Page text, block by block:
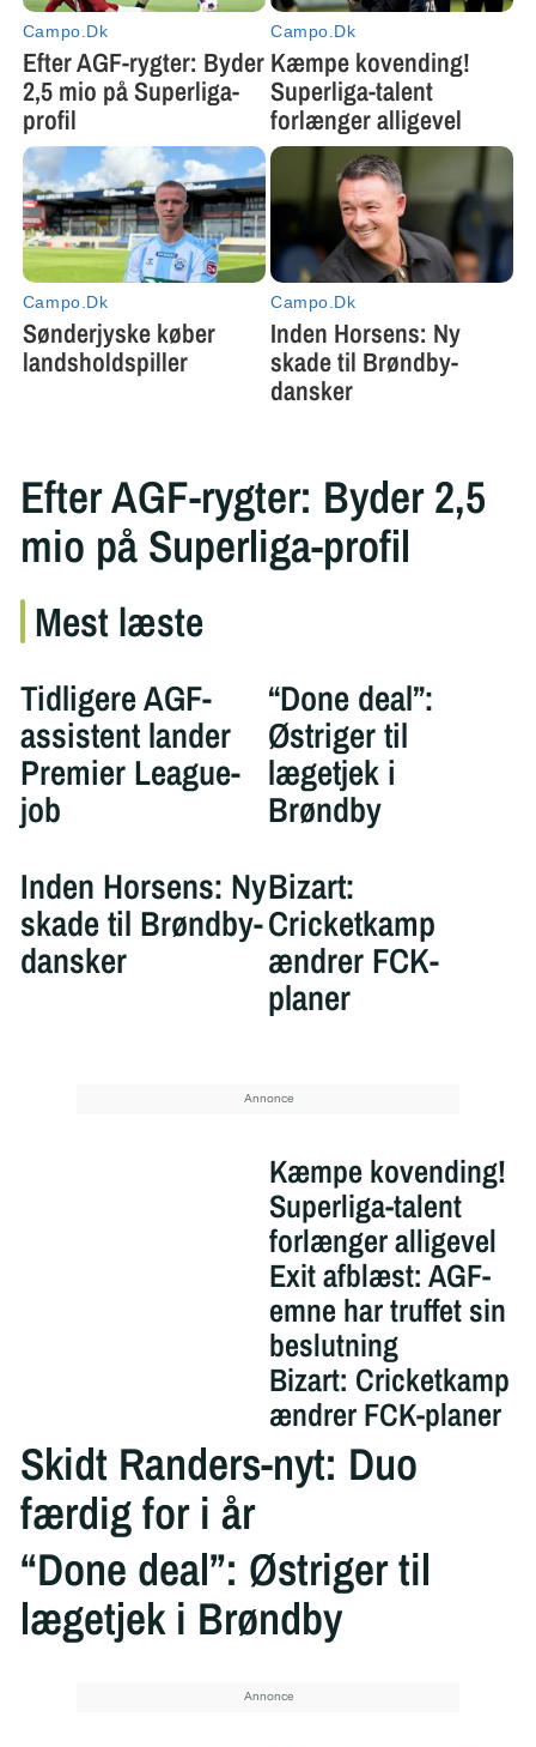
Efter AGF-rygter: Byder 2,5
mio på Superliga-profil
Mest læste
Tidligere AGF-
assistent lander
Premier League-
job
“Done deal”:
Østriger til
lægetjek i
Brøndby
Inden Horsens: Ny
skade til Brøndby-
dansker
Bizart:
Cricketkamp
ændrer FCK-
planer
Kæmpe kovending!
Superliga-talent
forlænger alligevel
Exit afblæst: AGF-
emne har truffet sin
beslutning
Bizart: Cricketkamp
ændrer FCK-planer
Skidt Randers-nyt: Duo
færdig for i år
“Done deal”: Østriger til
lægetjek i Brøndby